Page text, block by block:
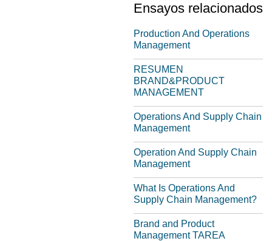
Ensayos relacionados
Production And Operations
Management
RESUMEN
BRAND&PRODUCT
MANAGEMENT
Operations And Supply Chain
Management
Operation And Supply Chain
Management
What Is Operations And
Supply Chain Management?
Brand and Product
Management TAREA